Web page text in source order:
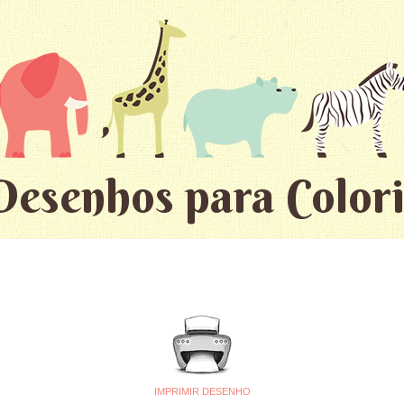
para
IMPRIMIR DESENHO